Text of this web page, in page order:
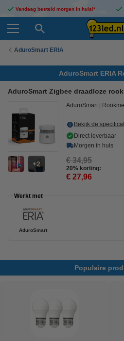
Vandaag besteld morgen in huis!*
AduroSmart ERIA
AduroSmart ERIA
AduroSmart Zigbee draadloze
2
AduroSmart
Bekijk de
Direct leverbaar
Morgen in huis
€ 34,95
20% korting:
€ 27,96
Werkt met
AduroSmart
Populaire